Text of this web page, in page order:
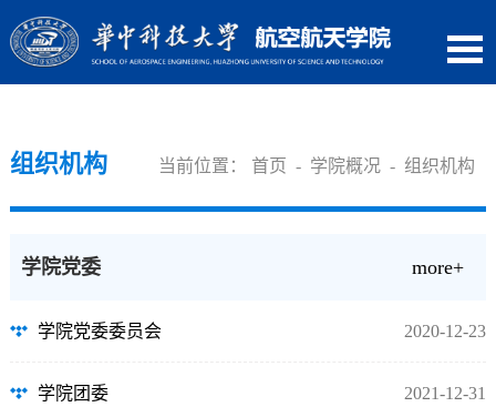
组织机构 当前位置： 首页 - 学院概况 - 组织机构
学院党委 more+
学院党委委员会 2020-12-23
学院团委 2021-12-31